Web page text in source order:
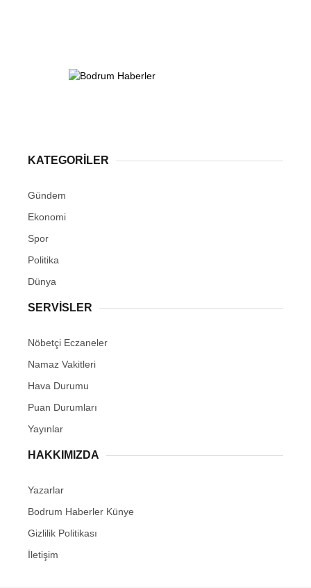
KATEGORİLER
Gündem
Ekonomi
Spor
Politika
Dünya
SERVİSLER
Nöbetçi Eczaneler
Namaz Vakitleri
Hava Durumu
Puan Durumları
Yayınlar
HAKKIMIZDA
Yazarlar
Bodrum Haberler Künye
Gizlilik Politikası
İletişim